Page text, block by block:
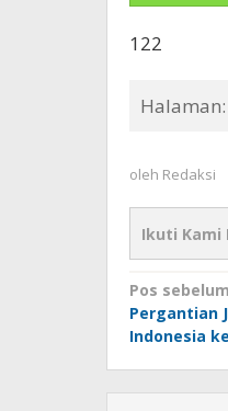
122
Halaman:
oleh Redaksi
Ikuti Kami
pos
Pos
Pergantian
Indonesia